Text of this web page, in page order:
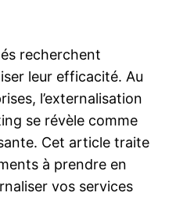
recherchent
leur efficacité. Au
l’externalisation
se révèle comme
Cet article traite
à prendre en
vos services